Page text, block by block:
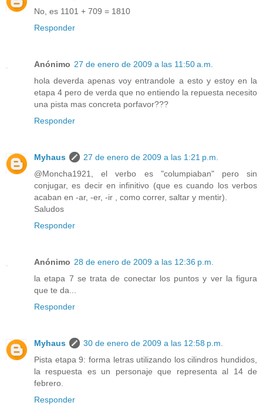
No, es 1101 + 709 = 1810
Responder
Anónimo 27 de enero de 2009 a las 11:50 a.m.
hola deverda apenas voy entrandole a esto y estoy en la
etapa 4 pero de verda que no entiendo la repuesta necesito
una pista mas concreta porfavor???
Responder
Myhaus
27 de enero de 2009 a las 1:21 p.m.
@Moncha1921, el verbo es "columpiaban" pero sin
conjugar, es decir en infinitivo (que es cuando los verbos
acaban en -ar, -er, -ir , como correr, saltar y mentir).
Saludos
Responder
Anónimo 28 de enero de 2009 a las 12:36 p.m.
la etapa 7 se trata de conectar los puntos y ver la figura
que te da...
Responder
Myhaus
30 de enero de 2009 a las 12:58 p.m.
Pista etapa 9: forma letras utilizando los cilindros hundidos,
la respuesta es un personaje que representa al 14 de
febrero.
Responder